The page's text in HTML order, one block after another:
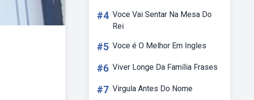
#4 Voce Vai Sentar Na Mesa Do
Rei
#5 Voce é O Melhor Em Ingles
#6 Viver Longe Da Família Frases
#7 Virgula Antes Do Nome